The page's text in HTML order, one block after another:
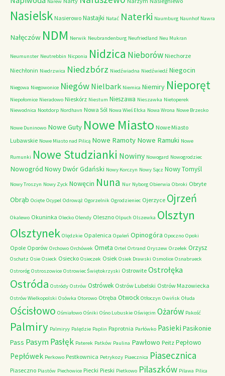
Nasielsk Nasierowo Nastajki Natać Naterki Naumburg Naunhof Nawra
Nałęczów NDM Nerwik Neubrandenburg Neufriedland Neu Mukran
Neumunster Neutrebbin Nicponia Nidzica Nieborów Niechorze
Niechłonin Niedrzwica Niedzbórz Niedźwiadna Niedźwiedź Niegocin
Niegowa Niegowonice Niegów Nielbark Niemica Niemiry Nieporęt
Niepołomice Nieradowo Nieskórz Niestum Nieszawa Nieszawka Nietoperek
Niewodnica Nootdorp Nordhavn Nowa Sól Nowa Wieś Ełcka Nowa Wrona Nowe Brzesko
Nowe Duninowo Nowe Guty Nowe Miasto Nowe Miasto
Lubawskie Nowe Miasto nad Pilicą Nowe Ramoty Nowe Ramuki Nowe
Rumunki Nowe Studzianki Nowiny Nowogard Nowogrodziec
Nowogród Nowy Dwór Gdański Nowy Korczyn Nowy Sącz Nowy Tomyśl
Nowy Troszyn Nowy Zyck Nowęcin Nuna Nur Nyborg Obierwia Obroki Obryte
Obrąb Ocięte Ocypel Odrowąż Ogorzelnik Ogrodzieniec Ojerzyce Ojrzeń
Okalewo Okuninka Olecko Olendy Oleszno Olpuch Olszewka Olsztyn
Olsztynek Olędzkie Opalenica Opaleń Opinogóra Opoczno Opoki
Opole Oporów Orchowo Orchówek Orneta Ortel Ortrand Oryszew Orzełek Orzysz
Oschatz Osie Osieck Osiecko Osieczek Osiek Osiek Drawski Osmolice Osnabrueck
Ostroróg Ostroszowice Ostrowiec Świętokrzyski Ostrowite Ostrołęka
Ostróda Ostródy Ostrów Ostrówek Ostrów Lubelski Ostrów Mazowiecka
Ostrów Wielkopolski Osówka Otorowo Otręba Otwock Otłoczyn Owińsk Ołuda
Ościsłowo Ośmiałowo Ośniki Ośno Lubuskie Oświęcim Ożarów Pakość
Palmiry Palmiryy Palędzie Paplin Paprotnia Parłówko Pasieki Pasikonie
Pass PasymPasłęk Paterek Patków Paulina Pawłowo Peitz Pepłowo
Pepłówek Perkowo Pestkownica Petrykozy Piaecznica Piasecznica
Piaseczno Piastów Piechowice Piecki Pieski Pietkowo Pilaszków Pilawa Pilica